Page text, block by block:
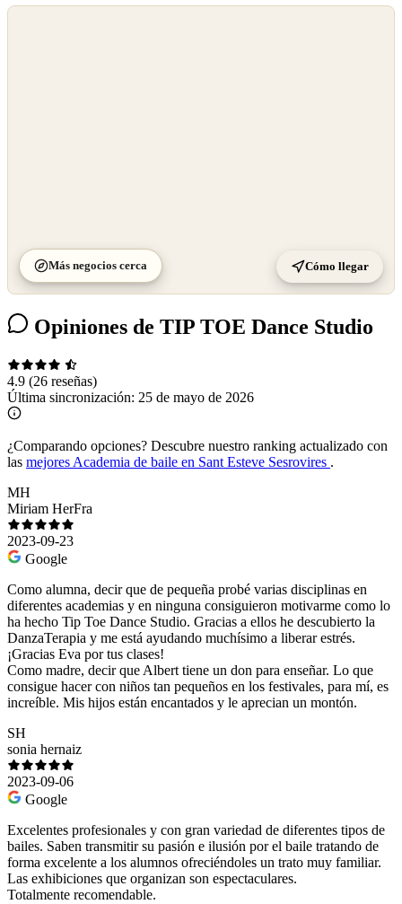
Más negocios cerca Cómo llegar
Opiniones de TIP TOE Dance Studio
4.9 (26 reseñas)
Última sincronización: 25 de mayo de 2026
¿Comparando opciones? Descubre nuestro ranking actualizado con
las mejores Academia de baile en Sant Esteve Sesrovires .
MH
Miriam HerFra
2023-09-23
Google
Como alumna, decir que de pequeña probé varias disciplinas en
diferentes academias y en ninguna consiguieron motivarme como lo
ha hecho Tip Toe Dance Studio. Gracias a ellos he descubierto la
DanzaTerapia y me está ayudando muchísimo a liberar estrés.
¡Gracias Eva por tus clases!
Como madre, decir que Albert tiene un don para enseñar. Lo que
consigue hacer con niños tan pequeños en los festivales, para mí, es
increíble. Mis hijos están encantados y le aprecian un montón.
SH
sonia hernaiz
2023-09-06
Google
Excelentes profesionales y con gran variedad de diferentes tipos de
bailes. Saben transmitir su pasión e ilusión por el baile tratando de
forma excelente a los alumnos ofreciéndoles un trato muy familiar.
Las exhibiciones que organizan son espectaculares.
Totalmente recomendable.